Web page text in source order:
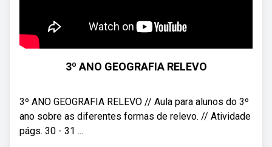
3º ANO GEOGRAFIA RELEVO
3º ANO GEOGRAFIA RELEVO // Aula para alunos do 3º
ano sobre as diferentes formas de relevo. // Atividade
págs. 30 - 31 ...